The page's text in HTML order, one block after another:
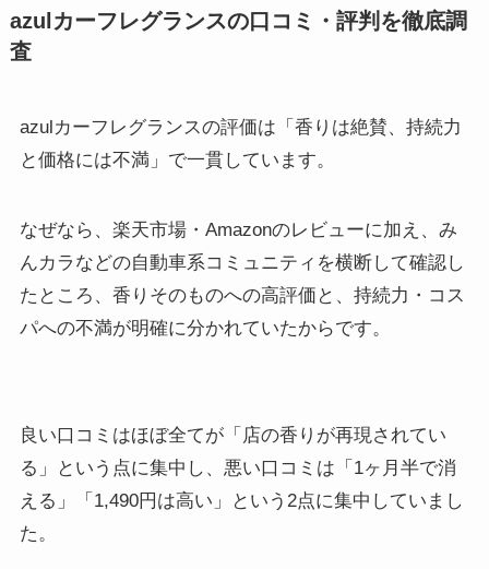
azulカーフレグランスの口コミ・評判を徹底調
査
azulカーフレグランスの評価は「香りは絶賛、持続力
と価格には不満」で一貫しています。
なぜなら、楽天市場・Amazonのレビューに加え、み
んカラなどの自動車系コミュニティを横断して確認し
たところ、香りそのものへの高評価と、持続力・コス
パへの不満が明確に分かれていたからです。
良い口コミはほぼ全てが「店の香りが再現されてい
る」という点に集中し、悪い口コミは「1ヶ月半で消
える」「1,490円は高い」という2点に集中していまし
た。